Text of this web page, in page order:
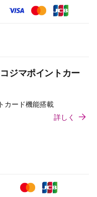
ジマポイントカー
カード機能搭載
詳しく